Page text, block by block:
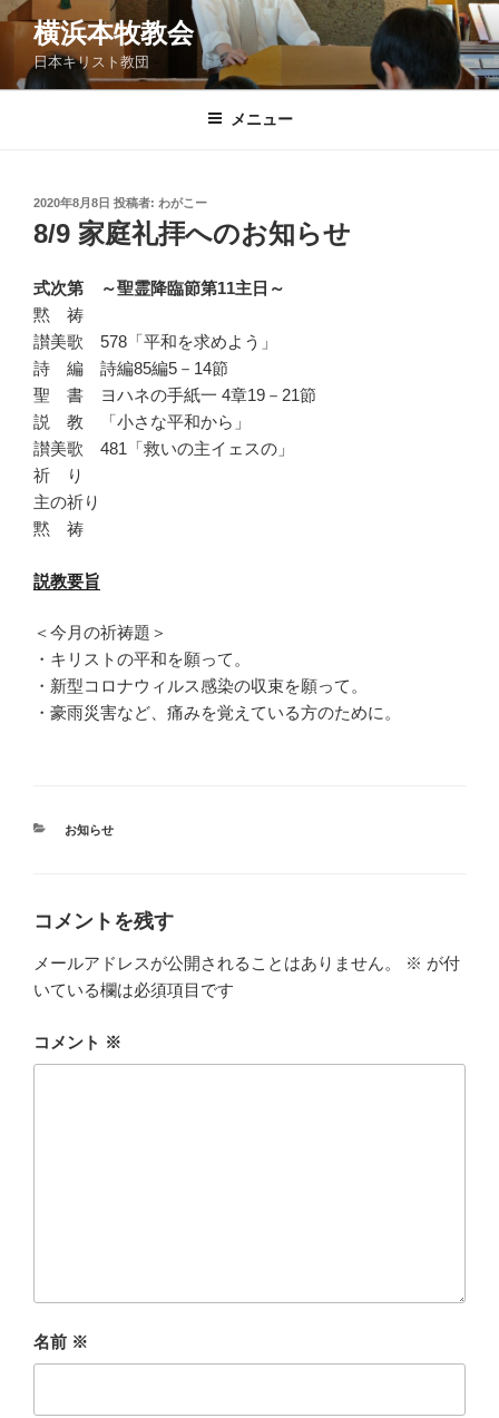
コ
ン
横浜本牧教会
日本キリスト教団
メニュー
投
稿
日:
2020年8月8日 投稿者: わがこー
8/9 家庭礼拝へのお知らせ
式次第 ～聖霊降臨節第11主日～
黙 祷
讃美歌 578「平和を求めよう」
詩 編 詩編85編5－14節
聖 書 ヨハネの手紙一 4章19－21節
説 教 「小さな平和から」
讃美歌 481「救いの主イェスの」
祈 り
主の祈り
黙 祷
説教要旨
＜今月の祈祷題＞
・キリストの平和を願って。
・新型コロナウィルス感染の収束を願って。
・豪雨災害など、痛みを覚えている方のために。
カ
お知らせ
コメントを残す
メールアドレスが公開されることはありません。 ※ が付
いている欄は必須項目です
コメント ※
名前 ※